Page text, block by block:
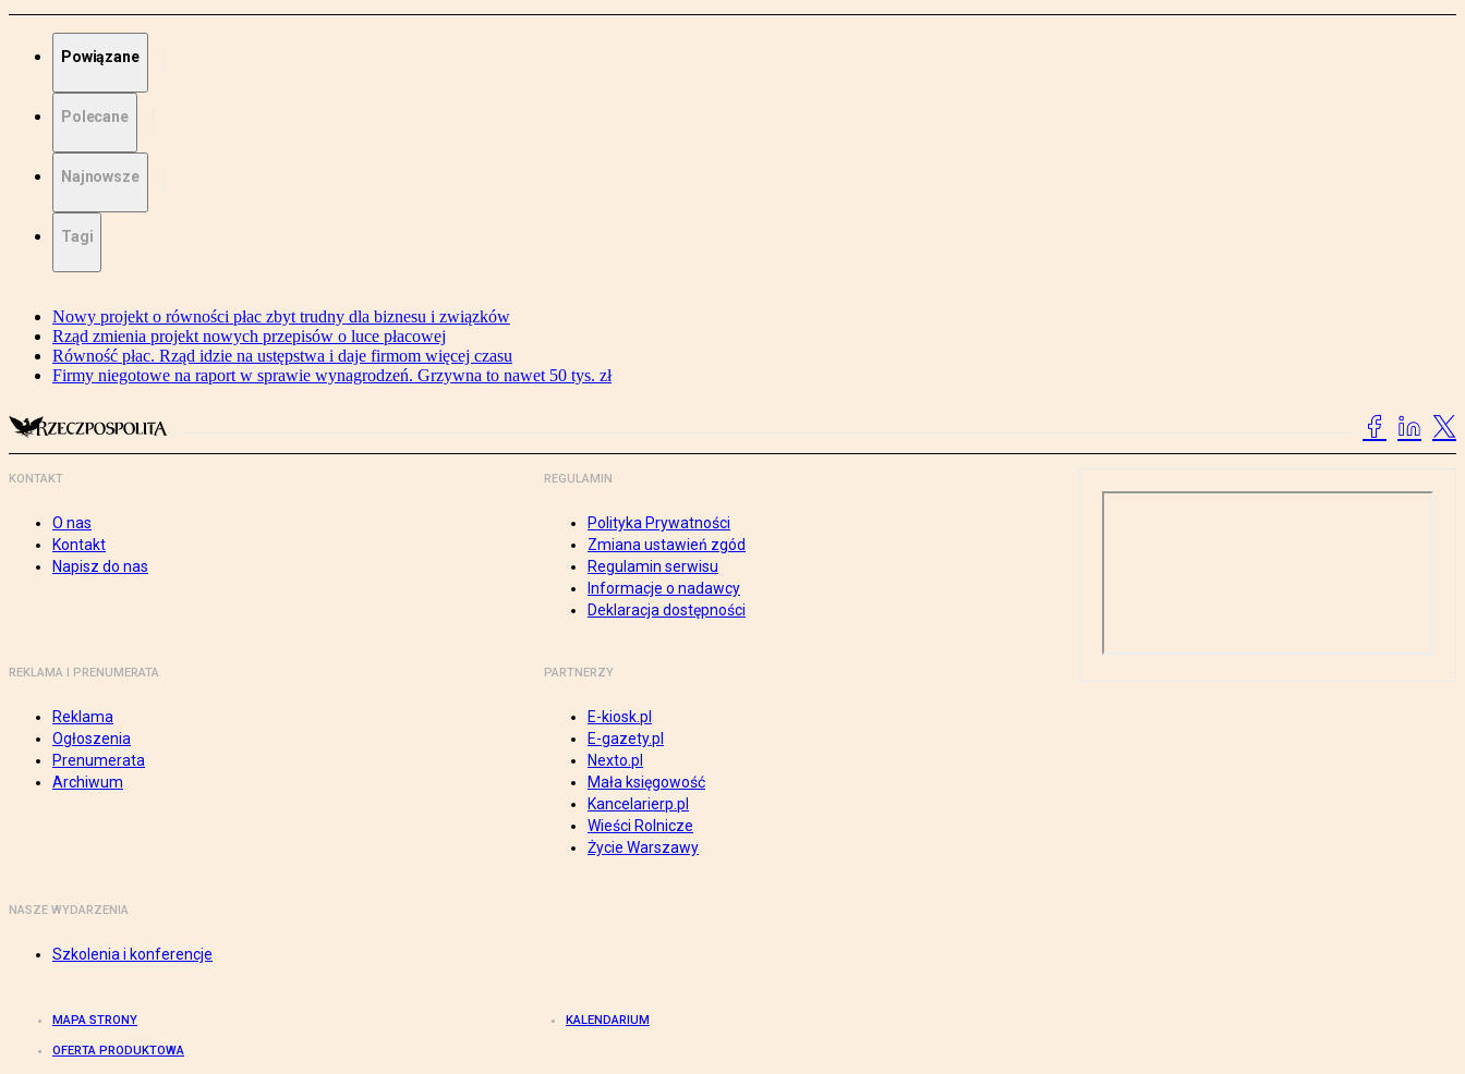
Powiązane
Polecane
Najnowsze
Tagi
Nowy projekt o równości płac zbyt trudny dla biznesu i związków
Rząd zmienia projekt nowych przepisów o luce płacowej
Równość płac. Rząd idzie na ustępstwa i daje firmom więcej czasu
Firmy niegotowe na raport w sprawie wynagrodzeń. Grzywna to nawet 50 tys. zł
KONTAKT
O nas
Kontakt
Napisz do nas
REGULAMIN
Polityka Prywatności
Zmiana ustawień zgód
Regulamin serwisu
Informacje o nadawcy
Deklaracja dostępności
REKLAMA I PRENUMERATA
Reklama
Ogłoszenia
Prenumerata
Archiwum
PARTNERZY
E-kiosk.pl
E-gazety.pl
Nexto.pl
Mała księgowość
Kancelarierp.pl
Wieści Rolnicze
Życie Warszawy
NASZE WYDARZENIA
Szkolenia i konferencje
MAPA STRONY KALENDARIUM
OFERTA PRODUKTOWA